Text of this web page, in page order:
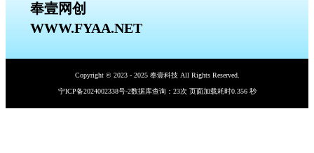
奉壹网创
WWW.FYAA.NET
Copyright © 2023 - 2025 奉壹科技 All Rights Reserved.
宁ICP备2024002338号-2数据库查询：23次 页面加载耗时0.356 秒